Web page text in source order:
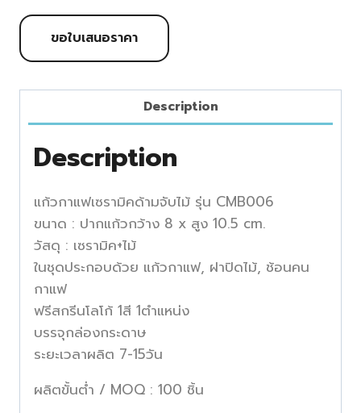
ขอใบเสนอราคา
Description
Description
แก้วกาแฟเซรามิคด้ามจับไม้ รุ่น CMB006
ขนาด : ปากแก้วกว้าง 8 x สูง 10.5 cm.
วัสดุ : เซรามิค+ไม้
ในชุดประกอบด้วย แก้วกาแฟ, ฝาปิดไม้, ช้อนคน
กาแฟ
ฟรีสกรีนโลโก้ 1สี 1ตำแหน่ง
บรรจุกล่องกระดาษ
ระยะเวลาผลิต 7-15วัน
ผลิตขั้นต่ำ / MOQ : 100 ชิ้น